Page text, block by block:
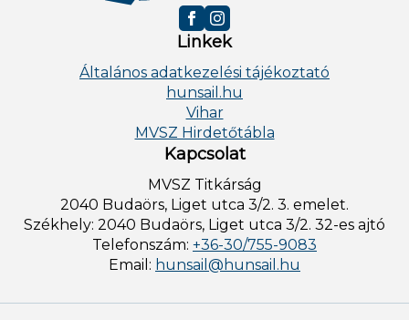
Linkek
Általános adatkezelési tájékoztató
hunsail.hu
Vihar
MVSZ Hirdetőtábla
Kapcsolat
MVSZ Titkárság
2040 Budaörs, Liget utca 3/2. 3. emelet.
Székhely: 2040 Budaörs, Liget utca 3/2. 32-es ajtó
Telefonszám: +36-30/755-9083
Email: hunsail@hunsail.hu